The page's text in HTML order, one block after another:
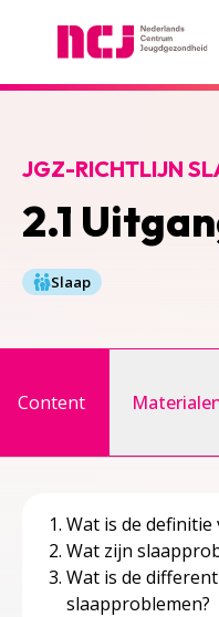
2.1
JGZ-RICHTLIJN
Slaap
Content
Wat is de definitie
Wat zijn
Wat is de
slaapproblemen?